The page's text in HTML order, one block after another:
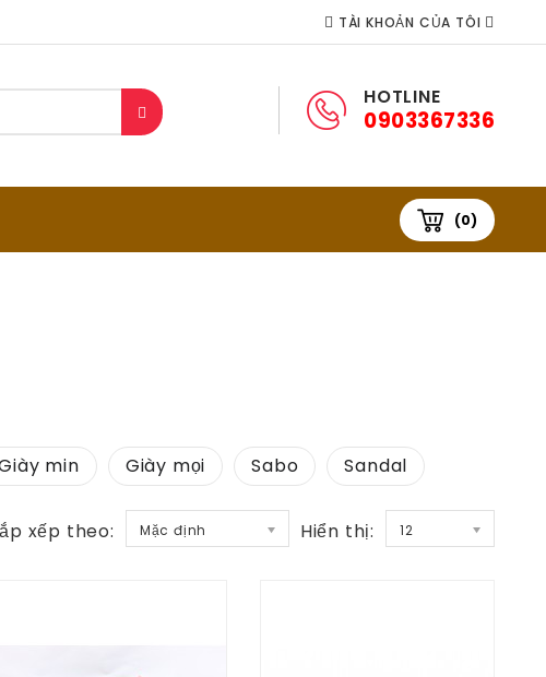
TÀI KHOẢN CỦA TÔI
HOTLINE
0903367336
(0)
min Giày mọi Sabo Sandal
xếp theo: Mặc định Hiển thị: 12